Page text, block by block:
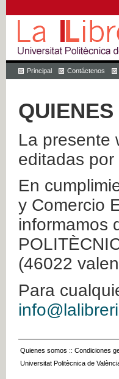
Principal Contáctenos
La presente
editadas
En
y Comercio
informamos
(46022
Para
Quienes somos :: Condiciones
Universitat Politècnica de